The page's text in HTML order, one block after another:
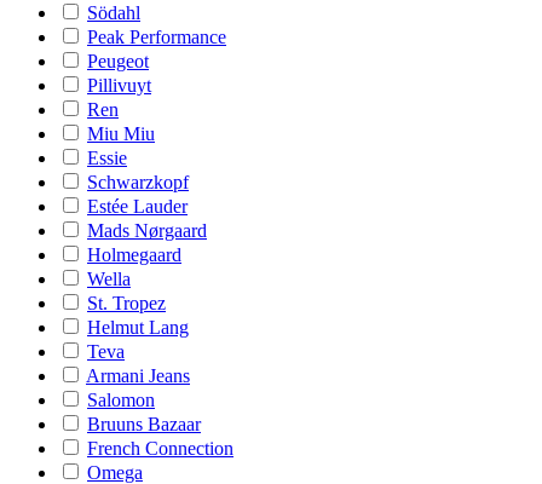
Södahl
Peak Performance
Peugeot
Pillivuyt
Ren
Miu Miu
Essie
Schwarzkopf
Estée Lauder
Mads Nørgaard
Holmegaard
Wella
St. Tropez
Helmut Lang
Teva
Armani Jeans
Salomon
Bruuns Bazaar
French Connection
Omega